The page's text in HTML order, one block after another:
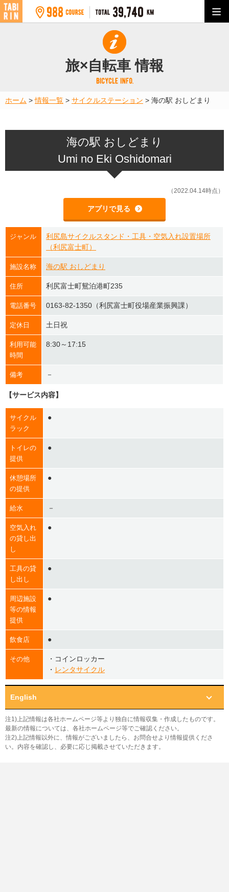
旅×自転車 情報
ホーム >情報一覧 > サイクルステーション > 海の駅 おしどまり
海の駅 おしどまり
Umi no Eki Oshidomari
（2022.04.14時点）
アプリで見る
ジャンル
利尻島サイクルスタンド・工具・空気入れ設置場所
（利尻富士町）
施設名称 海の駅 おしどまり
住所 利尻富士町鴛泊港町235
電話番号 0163-82-1350（利尻富士町役場産業振興課）
定休日 土日祝
利用可能
時間
8:30～17:15
備考 －
【サービス内容】
サイクル
ラック
●
トイレの
提供
●
休憩場所
の提供
●
給水 －
空気入れ
の貸し出
し
●
工具の貸
し出し
●
周辺施設
等の情報
提供
●
飲食店 ●
その他
・コインロッカー
・ レンタサイクル
English
注1)上記情報は各社ホームページ等より独自に情報収集・作成したものです。
最新の情報については、各社ホームページ等でご確認ください。
注2)上記情報以外に、情報がございましたら、お問合せより情報提供くださ
い。内容を確認し、必要に応じ掲載させていただきます。